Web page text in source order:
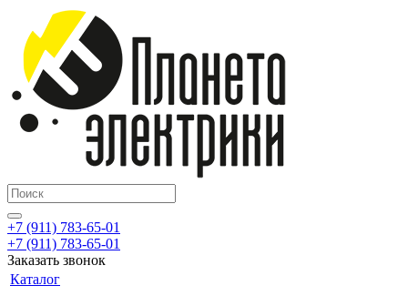
+7 (911) 783-65-01
+7 (911) 783-65-01
Заказать звонок
Каталог